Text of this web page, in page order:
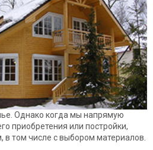
Однако когда мы напрямую
приобретения или постройки,
в том числе с выбором материалов.